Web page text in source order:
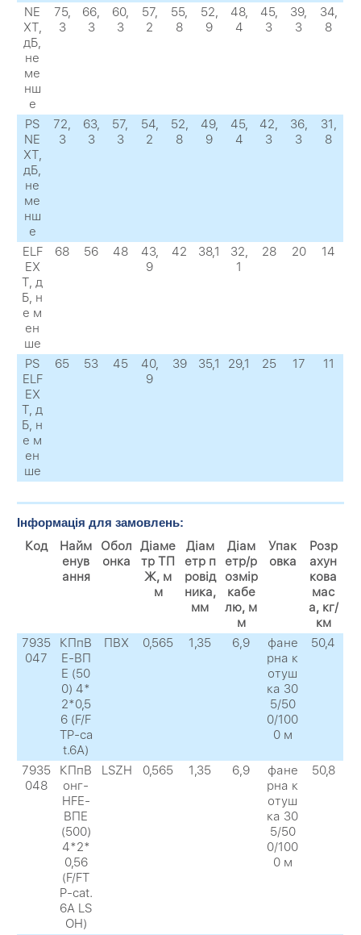
NE
XТ,
дБ,
не
ме
нш
е
75,
3
66,
3
60,
3
57,
2
55,
8
52,
9
48,
4
45,
3
39,
3
34,
8
PS
NE
XТ,
дБ,
не
ме
нш
е
72,
3
63,
3
57,
3
54,
2
52,
8
49,
9
45,
4
42,
3
36,
3
31,
8
ELF
EX
Т, д
Б, н
е м
ен
ше
68 56 48
43,
9
42 38,1
32,
1
28 20 14
PS
ELF
EX
Т, д
Б, н
е м
ен
ше
65 53 45
40,
9
39 35,1 29,1 25 17 11
Інформація для замовлень:
Код
Найм
енув
ання
Обол
онка
Діаме
тр ТП
Ж, м
м
Діам
етр п
ровід
ника,
мм
Діам
етр/р
озмір
кабе
лю, м
м
Упак
овка
Розр
ахун
кова
мас
а, кг/
км
7935
047
КПпВ
Е-ВП
Е (50
0) 4*
2*0,5
6 (F/F
TP-ca
t.6А)
ПВХ 0,565 1,35 6,9
фане
рна к
отуш
ка 30
5/50
0/100
0 м
50,4
7935
048
КПпВ
онг-
HFЕ-
ВПЕ
(500)
4*2*
0,56
(F/FT
P-cat.
6A LS
OH)
LSZH 0,565 1,35 6,9
фане
рна к
отуш
ка 30
5/50
0/100
0 м
50,8